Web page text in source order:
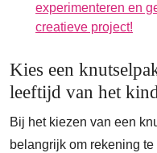
experimenteren en
creatieve project!
Kies een
leeftijd van het
Bij het kiezen van een
belangrijk om rekening